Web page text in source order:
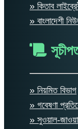
» কিতাব
» বাংলাদেশী
» নিয়মিত বিভাগ
» গবেষণা
» সুওয়াল-